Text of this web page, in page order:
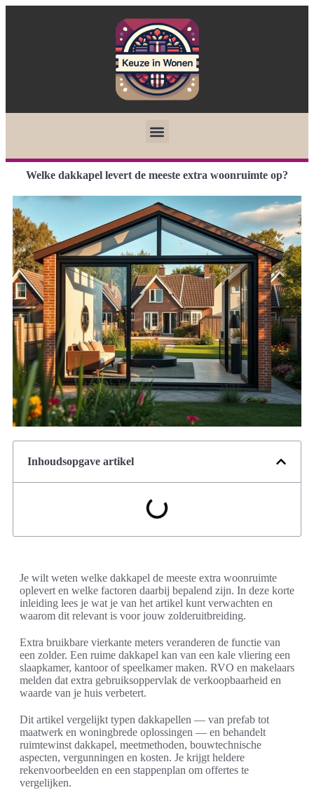
Welke dakkapel levert de meeste extra woonruimte op?
Inhoudsopgave artikel
Je wilt weten welke dakkapel de meeste extra woonruimte
oplevert en welke factoren daarbij bepalend zijn. In deze korte
inleiding lees je wat je van het artikel kunt verwachten en
waarom dit relevant is voor jouw zolderuitbreiding.
Extra bruikbare vierkante meters veranderen de functie van
een zolder. Een ruime dakkapel kan van een kale vliering een
slaapkamer, kantoor of speelkamer maken. RVO en makelaars
melden dat extra gebruiksoppervlak de verkoopbaarheid en
waarde van je huis verbetert.
Dit artikel vergelijkt typen dakkapellen — van prefab tot
maatwerk en woningbrede oplossingen — en behandelt
ruimtewinst dakkapel, meetmethoden, bouwtechnische
aspecten, vergunningen en kosten. Je krijgt heldere
rekenvoorbeelden en een stappenplan om offertes te
vergelijken.